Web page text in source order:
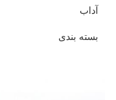
آداب
بسته بندی